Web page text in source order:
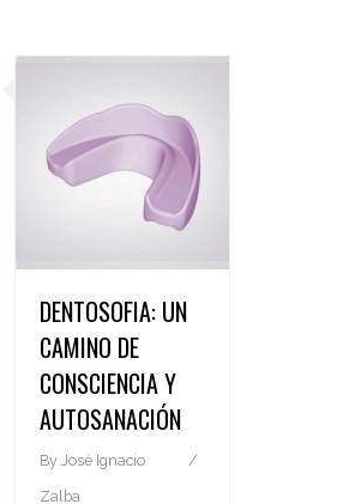
DENTOSOFIA: UN
CAMINO DE
CONSCIENCIA Y
AUTOSANACIÓN
By José Ignacio
Zalba